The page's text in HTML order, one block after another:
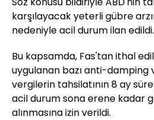
karşılayacak yeterli gübre
nedeniyle acil durum ilan edildi.
Bu kapsamda, Fas'tan ithal
uygulanan bazı anti-damping
vergilerin tahsilatının 8 ay
acil durum sona erene kadar
alınmasına izin verildi.